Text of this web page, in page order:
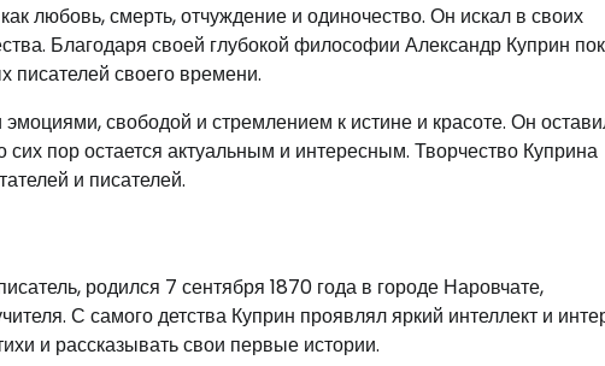
любовь, смерть, отчуждение и одиночество. Он искал в своих
Благодаря своей глубокой философии Александр Куприн
писателей своего времени.
свободой и стремлением к истине и красоте. Он
сих пор остается актуальным и интересным. Творчество Куприна
и писателей.
родился 7 сентября 1870 года в городе Наровчате,
С самого детства Куприн проявлял яркий интеллект и
и рассказывать свои первые истории.